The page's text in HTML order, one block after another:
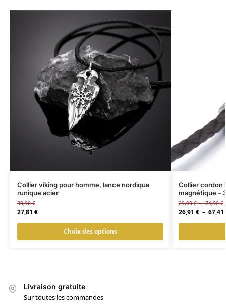
Collier viking pour homme, lance nordique
runique acier
30,90€
27,81 €
Choix des options
Collier cordon
magnétique –
29,90€ – 74,90€
26,91 € – 67,41
Livraison gratuite
Sur toutes les commandes